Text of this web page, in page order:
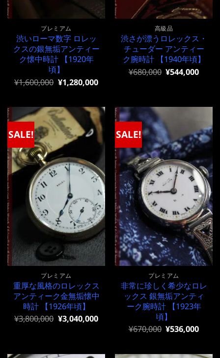
プレミアム
渋いローマ数字 ロレッ
クスの銀無垢アンティー
ク懐中時計 【1920年
頃】
元
格
¥1,600,000
で
し
¥1,600,000 現
価
格
は
¥1,600,000
で
す。
¥1,280,000
高級品
渋さが漂うロレックス・
チューダー アンティー
ク腕時計 【1940年頃】
元
¥680,000
で
た。
¥680,000 現
は
¥680,000
で
す。
¥544,000
SALE!
プレミアム
重厚な風格のロレックス
アンティーク金無垢懐中
時計 【1926年頃】
元
¥3,800,000 現
¥3,040,000
SALE!
プレミアム
非常に珍しく希少なロレ
ックス 銀無垢アンティ
ーク腕時計 【1923年
頃】
元
格
¥670,000 現
価
¥536,000